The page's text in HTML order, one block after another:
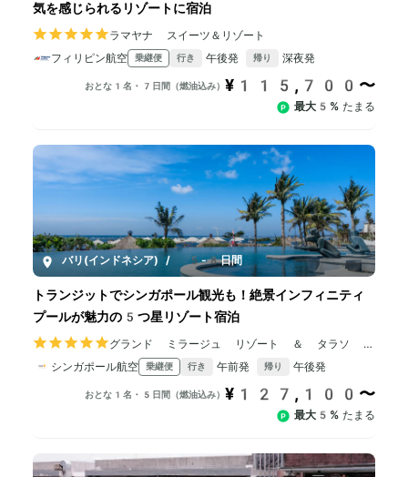
気を感じられるリゾートに宿泊
ラマヤナ スイーツ＆リゾート
フィリピン航空
乗継便 行き 午後発 帰り 深夜発
おとな1名・7日間（燃油込み） ¥115,700〜
最大5% たまる
バリ(インドネシア) / 5-8日間
トランジットでシンガポール観光も！絶景インフィニティ
プールが魅力の5つ星リゾート宿泊
グランド ミラージュ リゾート ＆ タラソ バ
リ
シンガポール航空 乗継便 行き 午前発 帰り 午後発
おとな1名・5日間（燃油込み） ¥127,100〜
最大5% たまる